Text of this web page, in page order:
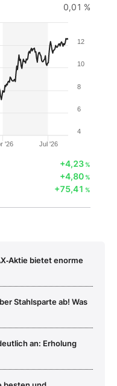
0,01 %
'26 Jul '26
4
6
8
10
12
+4,23%
+4,80%
+75,41 %
bietet enorme
Stahlsparte ab! Was
an: Erholung